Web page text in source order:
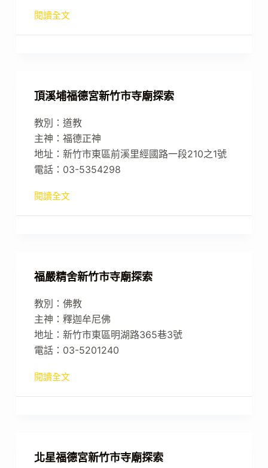
閱讀全文
頂溪埔福德宮新竹市寺廟探索
教別：道教
主神：福德正神
地址：新竹市東區前溪里經國路一段210之1號
電話：03-5354298
閱讀全文
福嚴精舍新竹市寺廟探索
教別：佛教
主神：釋迦牟尼佛
地址：新竹市東區明湖路365巷3號
電話：03-5201240
閱讀全文
北星福德宮新竹市寺廟探索